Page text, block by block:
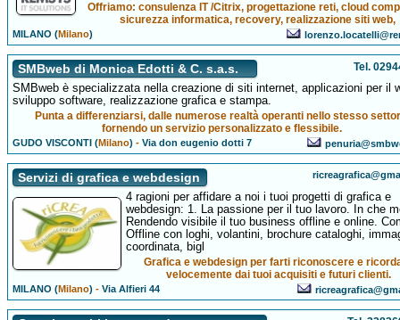
Offriamo: consulenza IT /Citrix, progettazione reti, cloud
sicurezza informatica, recovery, realizzazione siti web,
MILANO (Milano)
SMBweb di Monica Edotti & C. s.a.s. Tel.
SMBweb è specializzata nella creazione di siti internet, applicazioni per il
sviluppo software, realizzazione grafica e stampa.
Punta a differenziarsi, dalle numerose realtà operanti nello stesso
fornendo un servizio personalizzato e flessibile.
GUDO VISCONTI (Milano) -Via don eugenio dotti 7
Servizi di grafica e webdesign
4 ragioni per affidare a noi i tuoi progetti di grafica e
webdesign: 1. La passione per il tuo lavoro. In che
Rendendo visibile il tuo business offline e online.
Offline con loghi, volantini, brochure cataloghi,
coordinata, bigl
Grafica e webdesign per farti riconoscere e
velocemente dai tuoi acquisiti e futuri clienti.
MILANO (Milano) -Via Alfieri 44